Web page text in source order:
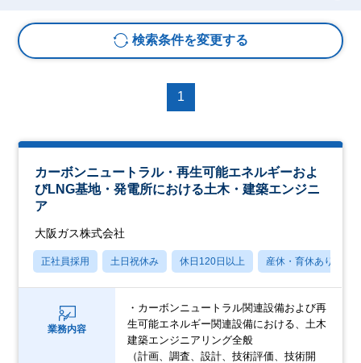
検索条件を変更する
1
カーボンニュートラル・再生可能エネルギーおよ
びLNG基地・発電所における土木・建築エンジニ
ア
大阪ガス株式会社
正社員採用 土日祝休み 休日120日以上 産休・育休あり
業務内容
・カーボンニュートラル関連設備および再
生可能エネルギー関連設備における、土木
建築エンジニアリング全般
（計画、調査、設計、技術評価、技術開